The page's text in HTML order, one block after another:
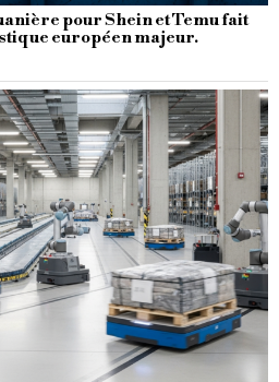
pour Shein et Temu fait
européen majeur.